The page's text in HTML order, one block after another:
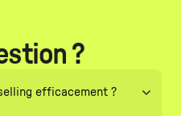
?
efficacement ?